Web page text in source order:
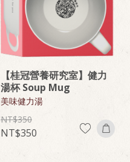
【桂冠營養研究室】健力
湯杯 Soup Mug
美味健力湯
350
350